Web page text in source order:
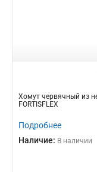
Хомут червячный из
FORTISFLEX
Подробнее
Наличие: В наличии